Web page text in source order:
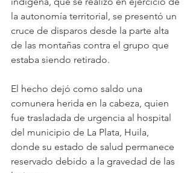
la autonomía territorial, se presentó un
cruce de disparos desde la parte alta
de las montañas contra el grupo que
estaba siendo retirado.
El hecho dejó como saldo una
comunera herida en la cabeza, quien
fue trasladada de urgencia al hospital
del municipio de La Plata, Huila,
donde su estado de salud permanece
reservado debido a la gravedad de las